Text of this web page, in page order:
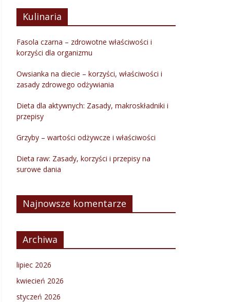
Kulinaria
Fasola czarna – zdrowotne właściwości i
korzyści dla organizmu
Owsianka na diecie – korzyści, właściwości i
zasady zdrowego odżywiania
Dieta dla aktywnych: Zasady, makroskładniki i
przepisy
Grzyby – wartości odżywcze i właściwości
Dieta raw: Zasady, korzyści i przepisy na
surowe dania
Najnowsze komentarze
Archiwa
lipiec 2026
kwiecień 2026
styczeń 2026